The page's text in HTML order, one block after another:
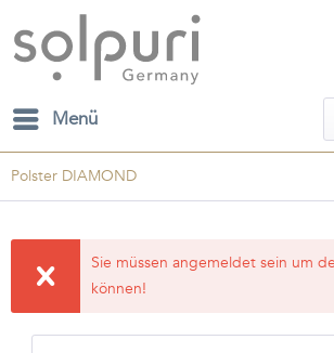
Menü
Polster DIAMOND
Sie müssen angemeldet sein um
können!